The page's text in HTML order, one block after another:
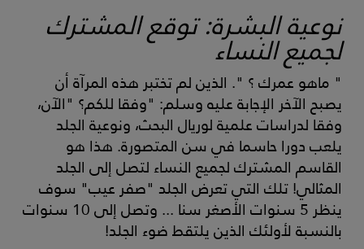
نوعية البشرة: توقع المشترك
لجميع النساء
" ماهو عمرك ؟ ". الذين لم تختبر هذه المرآة أن
يصبح الآخر الإجابة عليه وسلم: "وفقا للكم؟ "الآن،
وفقا لدراسات علمية لوريال البحث، ونوعية الجلد
يلعب دورا حاسما في سن المتصورة. هذا هو
القاسم المشترك لجميع النساء لتصل إلى الجلد
المثالي! تلك التي تعرض الجلد "صفر عيب" سوف
ينظر 5 سنوات الأصغر سنا ... وتصل إلى 10 سنوات
بالنسبة لأولئك الذين يلتقط ضوء الجلد!